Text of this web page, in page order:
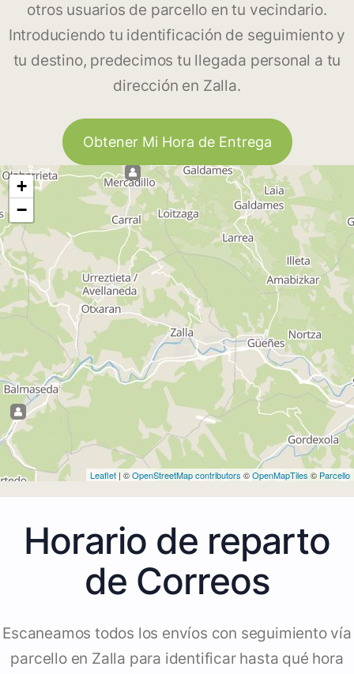
otros usuarios de parcello en tu vecindario.
Introduciendo tu identificación de seguimiento y
tu destino, predecimos tu llegada personal a tu
dirección en Zalla.
Obtener Mi Hora de Entrega
+
−
Leaflet | ©OpenStreetMap contributors ©OpenMapTiles © Parcello
Horario de reparto
de Correos
Escaneamos todos los envíos con seguimiento vía
parcello en Zalla para identificar hasta qué hora